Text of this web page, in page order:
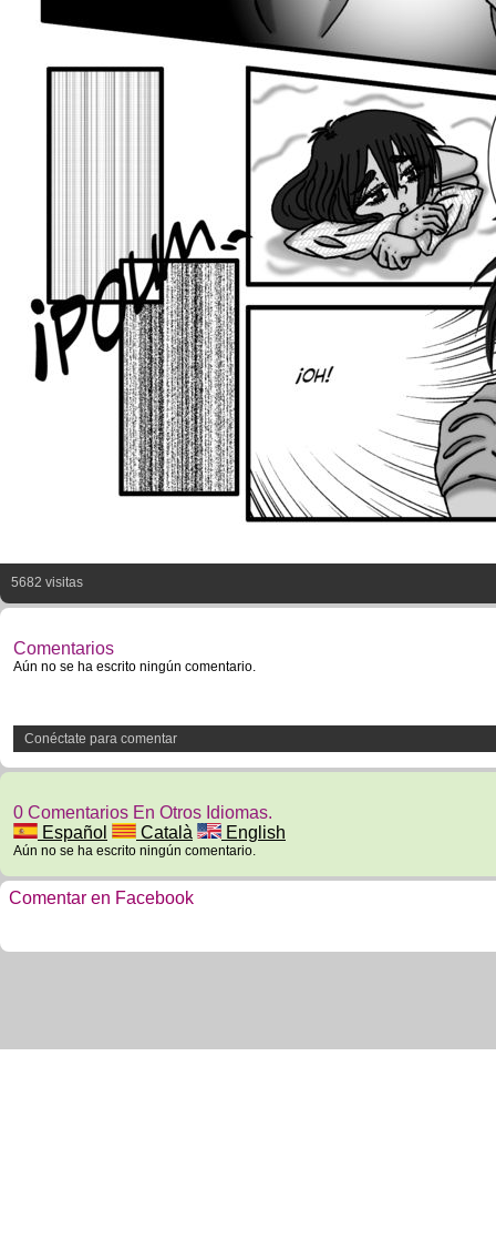
5682 visitas
Comentarios
Aún no se ha escrito ningún comentario.
Conéctate para comentar
0 Comentarios En Otros Idiomas.
Español
Català English
Aún no se ha escrito ningún comentario.
Comentar en Facebook